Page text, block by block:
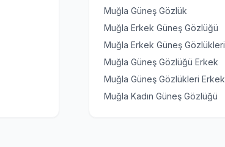
Muğla Güneş Gözlük
Muğla Erkek Güneş Gözlüğü
Muğla Erkek Güneş Gözlükleri
Muğla Güneş Gözlüğü Erkek
Muğla Güneş Gözlükleri Erkek
Muğla Kadın Güneş Gözlüğü